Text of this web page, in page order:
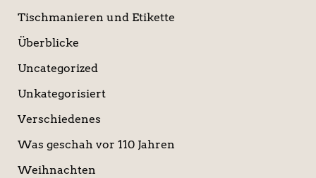
Tischmanieren und Etikette
Überblicke
Uncategorized
Unkategorisiert
Verschiedenes
Was geschah vor 110 Jahren
Weihnachten